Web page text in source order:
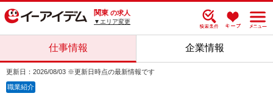
関東 の求人
▼エリア変更
仕事情報 企業情報
更新日：2026/08/03 ※更新日時点の最新情報です
職業紹介